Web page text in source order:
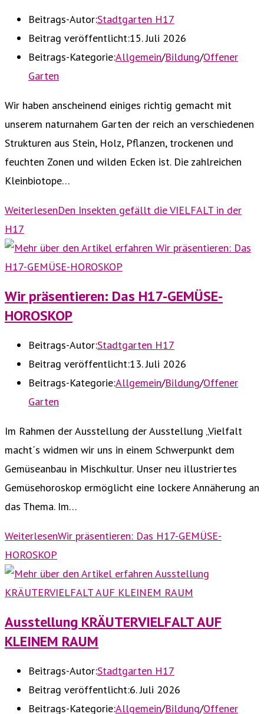
Beitrags-Autor:Stadtgarten H17
Beitrag veröffentlicht:15. Juli 2026
Beitrags-Kategorie:Allgemein/Bildung/Offener
Garten
Wir haben anscheinend einiges richtig gemacht mit
unserem naturnahem Garten der reich an verschiedenen
Strukturen aus Stein, Holz, Pflanzen, trockenen und
feuchten Zonen und wilden Ecken ist. Die zahlreichen
Kleinbiotope…
WeiterlesenDen Insekten gefällt die VIELFALT in der
H17
Wir präsentieren: Das H17-GEMÜSE-
HOROSKOP
Beitrags-Autor:Stadtgarten H17
Beitrag veröffentlicht:13. Juli 2026
Beitrags-Kategorie:Allgemein/Bildung/Offener
Garten
Im Rahmen der Ausstellung der Ausstellung „Vielfalt
macht´s widmen wir uns in einem Schwerpunkt dem
Gemüseanbau in Mischkultur. Unser neu illustriertes
Gemüsehoroskop ermöglicht eine lockere Annäherung an
das Thema. Im…
WeiterlesenWir präsentieren: Das H17-GEMÜSE-
HOROSKOP
Ausstellung KRÄUTERVIELFALT AUF
KLEINEM RAUM
Beitrags-Autor:Stadtgarten H17
Beitrag veröffentlicht:6. Juli 2026
Beitrags-Kategorie:Allgemein/Bildung/Offener